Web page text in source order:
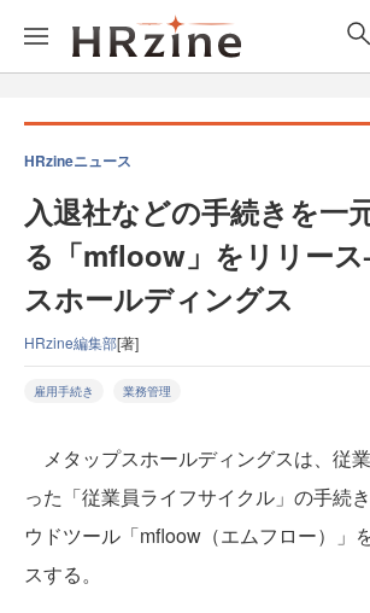
HRzineニュース
入退社などの手続きを一
る「mfloow」をリリー
スホールディングス
HRzine編集部[著]
雇用手続き 業務管理
メタップスホールディングスは、従
った「従業員ライフサイクル」の手続
ウドツール「mfloow（エムフロー）」
スする。